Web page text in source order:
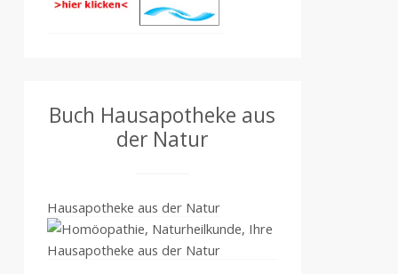
Buch Hausapotheke aus
der Natur
Hausapotheke aus der Natur